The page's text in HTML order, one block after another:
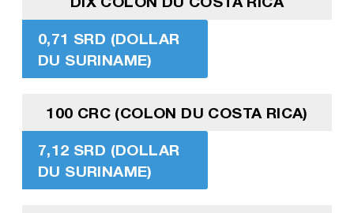
0,71 SRD (DOLLAR
DU SURINAME)
100 CRC (COLON DU COSTA RICA)
7,12 SRD (DOLLAR
DU SURINAME)